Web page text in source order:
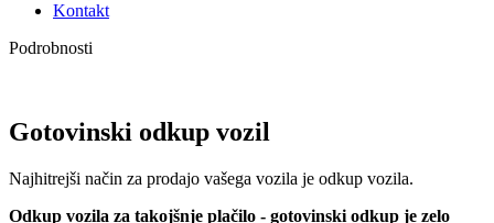
Kontakt
Podrobnosti
Gotovinski odkup vozil
Najhitrejši način za prodajo vašega vozila je odkup vozila.
Odkup vozila za takojšnje plačilo - gotovinski odkup je zelo